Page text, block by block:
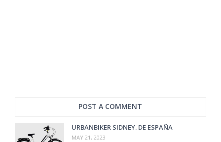
POST A COMMENT
URBANBIKER SIDNEY. DE ESPAÑA
MAY 21, 2023